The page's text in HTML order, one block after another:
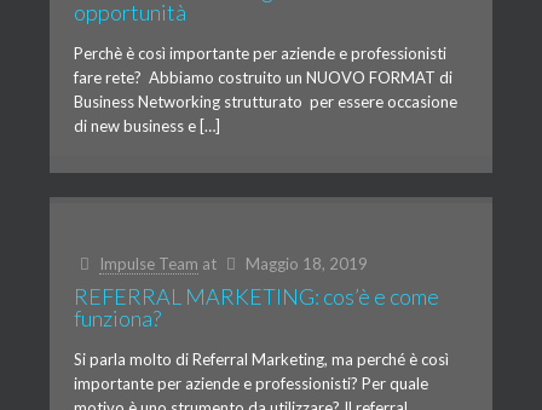
opportunità
Perchè è così importante per aziende e professionisti
fare rete? Abbiamo costruito un NUOVO FORMAT di
Business Networking strutturato per essere occasione
di new business e […]
Impulse Team at Maggio 18, 2019
REFERRAL MARKETING: cos’è e come
funziona?
Si parla molto di Referral Marketing, ma perché è così
importante per aziende e professionisti? Per quale